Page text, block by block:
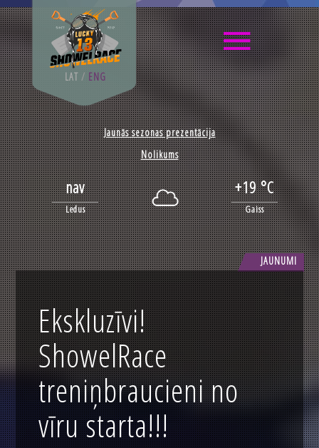
LAT/ ENG
Jaunās sezonas prezentācija
Nolikums
nav +19 °C
Ledus Gaiss
JAUNUMI
Ekskluzīvi!
ShowelRace
treniņbraucieni no
vīru starta!!!